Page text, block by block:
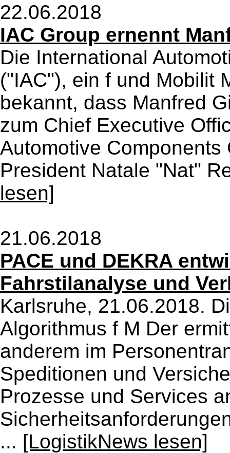
22.06.2018
IAC Group ernennt
Die International
("IAC"), ein f und Mobilit
bekannt, dass Manfred
zum Chief Executive
Automotive
President Natale "Nat"
lesen]
21.06.2018
PACE und DEKRA
Fahrstilanalyse und
Karlsruhe, 21.06.2018.
Algorithmus f M Der
anderem im
Speditionen und
Prozesse und Services
... [LogistikNews lesen]